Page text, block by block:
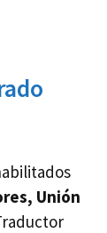
Unión